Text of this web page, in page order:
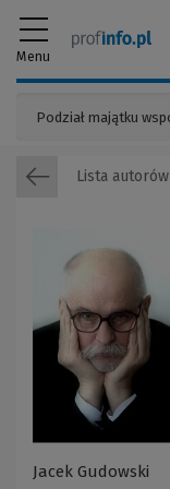
Menu
Jacek Gudowski
Lista autorów